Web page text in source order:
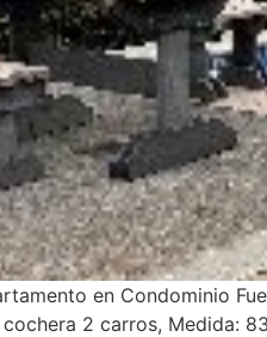
en Condominio
2 carros, Medida: